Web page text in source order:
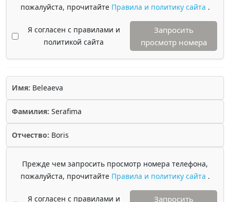
пожалуйста, прочитайте Правила и политику сайта .
Я согласен с правилами и
политикой сайта
Запросить
просмотр номера
Имя: Beleaeva
Фамилия: Serafima
Отчество: Boris
Прежде чем запросить просмотр номера телефона,
пожалуйста, прочитайте Правила и политику сайта .
Я согласен с правилами и
Запросить